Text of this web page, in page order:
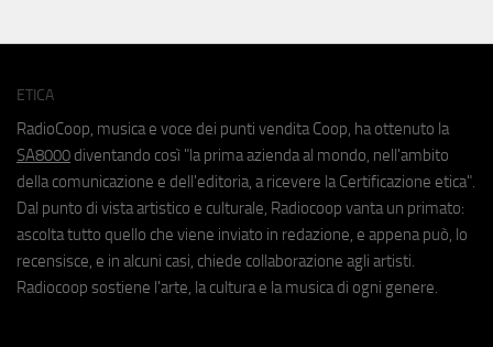
ETICA
RadioCoop, musica e voce dei punti vendita Coop, ha ottenuto la
SA8000 diventando così "la prima azienda al mondo, nell'ambito
della comunicazione e dell'editoria, a ricevere la Certificazione etica".
Dal punto di vista artistico e culturale, Radiocoop vanta un primato:
ascolta tutto quello che viene inviato in redazione, e appena può, lo
recensisce, e in alcuni casi, chiede collaborazione agli artisti.
Radiocoop sostiene l'arte, la cultura e la musica di ogni genere.